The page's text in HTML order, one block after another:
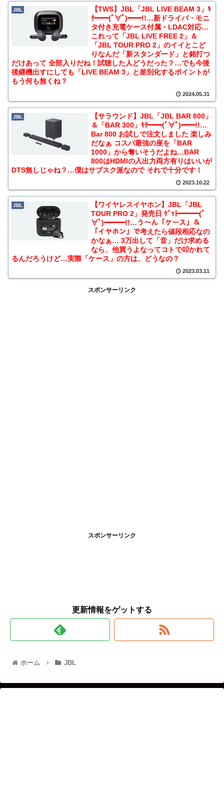
JBL
【TWS】JBL「JBL LIVE BEAM 3」ｷ
ﾀ━━(ﾟ∀ﾟ)━━!!…新ドライバ・モニ
タ付き充電ケース付属・LDAC対応…
これって「JBL LIVE FREE 2」＆
「JBL TOUR PRO 2」のイイとこど
りなんだ「新スタンダード」と銘打つ
だけあって 全部入りだね！試聴した人どうだった？…でも今後
後継機出すにしても「LIVE BEAM 3」と差別化するポイントが
もう何も無くね？
2024.05.31
JBL
【サラウンド】JBL「JBL BAR 800」
＆「BAR 300」ｷﾀ━━(ﾟ∀ﾟ)━━!!…
Bar 800 お試しで注文しました 楽しみ
だなぁ コスパ最強の座を「BAR
1000」から奪いそうだよね…BAR
800はHDMIの入出力両方有りはいいが
DTS無しじゃね？…僕はサブスク派なので それで十分です！
2023.10.22
JBL
【ワイヤレスイヤホン】JBL「JBL
TOUR PRO 2」発売日 ｹﾞｯﾄ━━━(ﾟ
∀ﾟ)━━━!!…う～ん「ケース」＆
「イヤホン」で考えたら値段相応なの
かなぁ… 3万出して「音」だけ求める
なら、他買うよなってコトで叩かれて
るんだろうけど…実際「ケース」の方は、どうなの？
2023.03.11
スポンサーリンク
スポンサーリンク
更新情報をゲットする
ホーム JBL